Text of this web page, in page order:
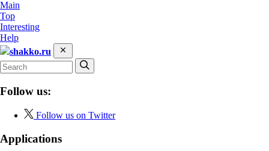
Main
Top
Interesting
Help
shakko.ru
Follow us:
Follow us on Twitter
Applications